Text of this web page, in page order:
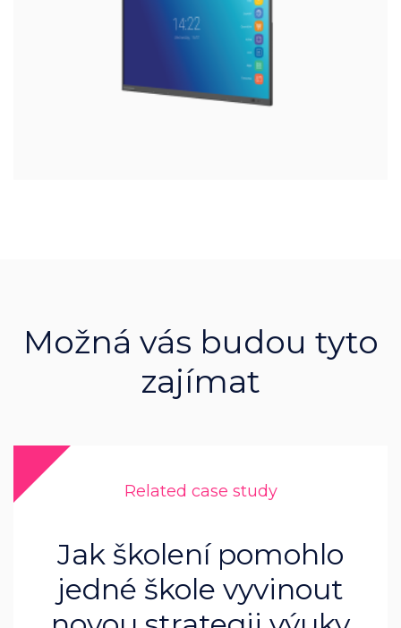
Možná vás budou tyto
zajímat
Related case study
Jak školení pomohlo
jedné škole vyvinout